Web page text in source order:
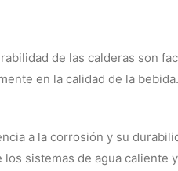
de las calderas son
en la calidad de la bebida.
a la corrosión y su
sistemas de agua caliente